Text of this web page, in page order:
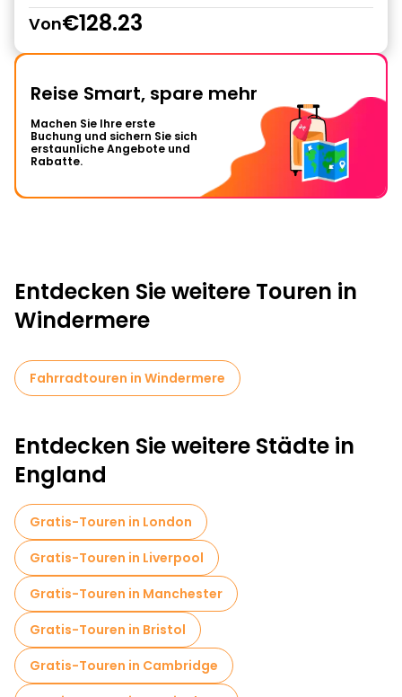
Von€128.23
Reise Smart, spare mehr
Machen Sie Ihre erste
Buchung und sichern Sie sich
erstaunliche Angebote und
Rabatte.
Entdecken Sie weitere Touren in
Windermere
Fahrradtouren in Windermere
Entdecken Sie weitere Städte in
England
Gratis-Touren in London
Gratis-Touren in Liverpool
Gratis-Touren in Manchester
Gratis-Touren in Bristol
Gratis-Touren in Cambridge